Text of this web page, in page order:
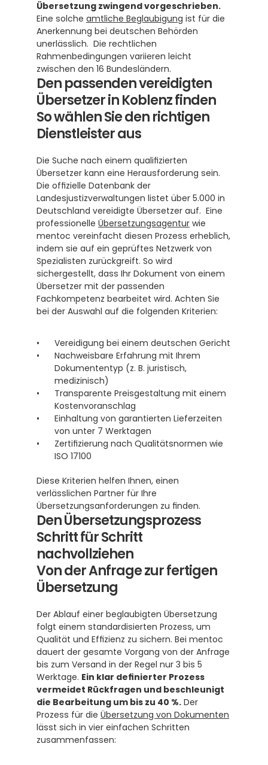
Übersetzung zwingend vorgeschrieben.
Eine solche amtliche Beglaubigung ist für die
Anerkennung bei deutschen Behörden
unerlässlich.  Die rechtlichen
Rahmenbedingungen variieren leicht
zwischen den 16 Bundesländern.
Den passenden vereidigten
Übersetzer in Koblenz finden
So wählen Sie den richtigen
Dienstleister aus
Die Suche nach einem qualifizierten
Übersetzer kann eine Herausforderung sein.
Die offizielle Datenbank der
Landesjustizverwaltungen listet über 5.000 in
Deutschland vereidigte Übersetzer auf.  Eine
professionelle Übersetzungsagentur wie
mentoc vereinfacht diesen Prozess erheblich,
indem sie auf ein geprüftes Netzwerk von
Spezialisten zurückgreift. So wird
sichergestellt, dass Ihr Dokument von einem
Übersetzer mit der passenden
Fachkompetenz bearbeitet wird. Achten Sie
bei der Auswahl auf die folgenden Kriterien:
Vereidigung bei einem deutschen Gericht
Nachweisbare Erfahrung mit Ihrem
Dokumententyp (z. B. juristisch,
medizinisch)
Transparente Preisgestaltung mit einem
Kostenvoranschlag
Einhaltung von garantierten Lieferzeiten
von unter 7 Werktagen
Zertifizierung nach Qualitätsnormen wie
ISO 17100
Diese Kriterien helfen Ihnen, einen
verlässlichen Partner für Ihre
Übersetzungsanforderungen zu finden.
Den Übersetzungsprozess
Schritt für Schritt
nachvollziehen
Von der Anfrage zur fertigen
Übersetzung
Der Ablauf einer beglaubigten Übersetzung
folgt einem standardisierten Prozess, um
Qualität und Effizienz zu sichern. Bei mentoc
dauert der gesamte Vorgang von der Anfrage
bis zum Versand in der Regel nur 3 bis 5
Werktage. Ein klar definierter Prozess
vermeidet Rückfragen und beschleunigt
die Bearbeitung um bis zu 40 %. Der
Prozess für die Übersetzung von Dokumenten
lässt sich in vier einfachen Schritten
zusammenfassen: